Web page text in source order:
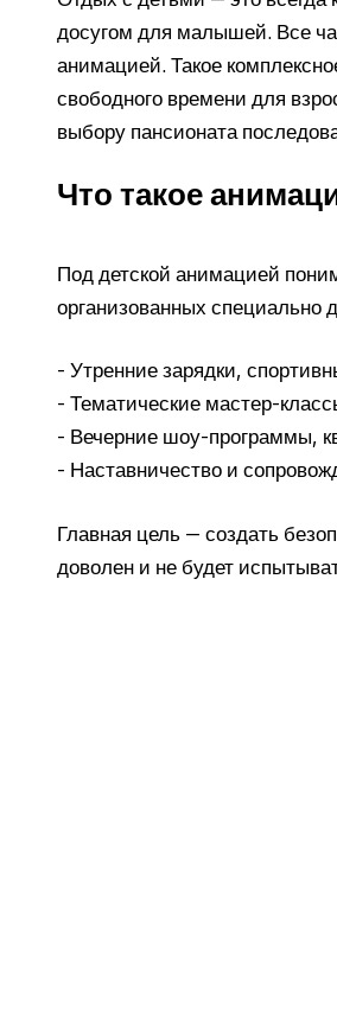
досугом для малышей. Все
анимацией. Такое
свободного времени для
выбору пансионата
Что такое
Под детской анимацией
организованных специально
- Утренние зарядки,
- Тематические мастер-
- Вечерние шоу-программы,
- Наставничество и
Главная цель — создать
доволен и не будет